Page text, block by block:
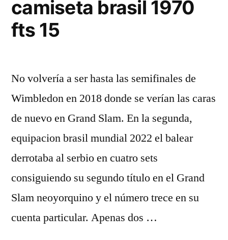
camiseta brasil 1970
fts 15
No volvería a ser hasta las semifinales de
Wimbledon en 2018 donde se verían las caras
de nuevo en Grand Slam. En la segunda,
equipacion brasil mundial 2022 el balear
derrotaba al serbio en cuatro sets
consiguiendo su segundo título en el Grand
Slam neoyorquino y el número trece en su
cuenta particular. Apenas dos …